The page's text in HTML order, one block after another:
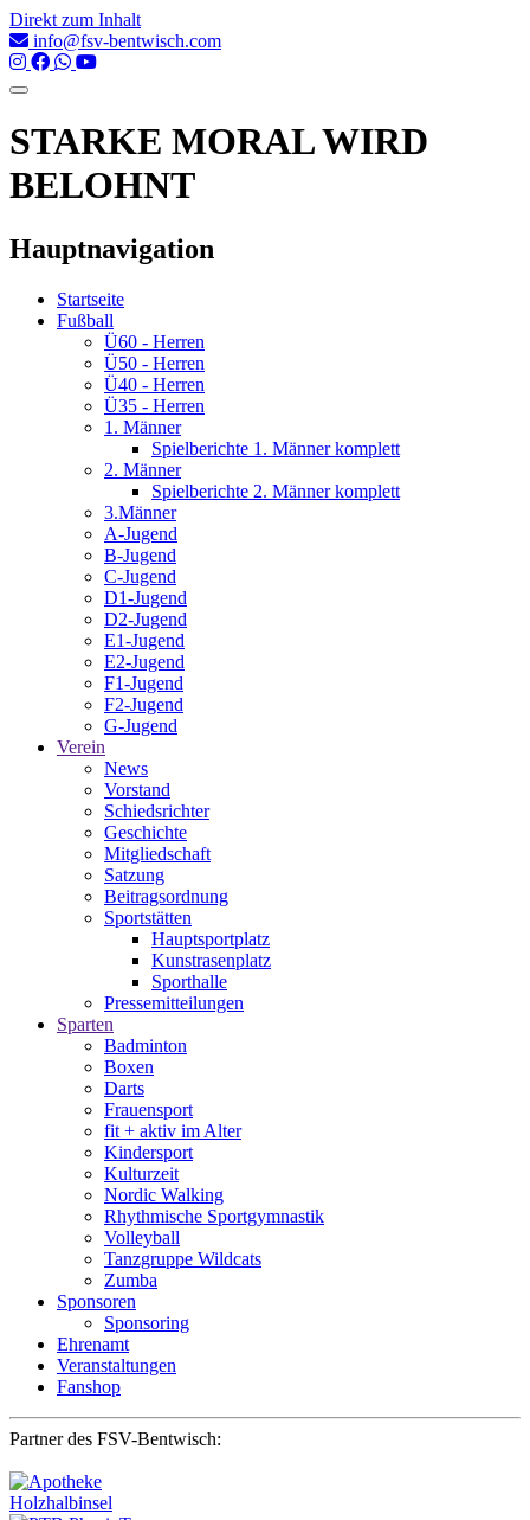
Direkt zum Inhalt
info@fsv-bentwisch.com
STARKE MORAL WIRD
BELOHNT
Hauptnavigation
Startseite
Fußball
Ü60 - Herren
Ü50 - Herren
Ü40 - Herren
Ü35 - Herren
1. Männer
Spielberichte 1. Männer komplett
2. Männer
Spielberichte 2. Männer komplett
3.Männer
A-Jugend
B-Jugend
C-Jugend
D1-Jugend
D2-Jugend
E1-Jugend
E2-Jugend
F1-Jugend
F2-Jugend
G-Jugend
Verein
News
Vorstand
Schiedsrichter
Geschichte
Mitgliedschaft
Satzung
Beitragsordnung
Sportstätten
Hauptsportplatz
Kunstrasenplatz
Sporthalle
Pressemitteilungen
Sparten
Badminton
Boxen
Darts
Frauensport
fit + aktiv im Alter
Kindersport
Kulturzeit
Nordic Walking
Rhythmische Sportgymnastik
Volleyball
Tanzgruppe Wildcats
Zumba
Sponsoren
Sponsoring
Ehrenamt
Veranstaltungen
Fanshop
Partner des FSV-Bentwisch: